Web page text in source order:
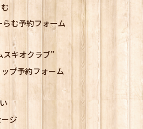
む予約フォーム
スキオクラブ”
プ予約フォーム
ジ